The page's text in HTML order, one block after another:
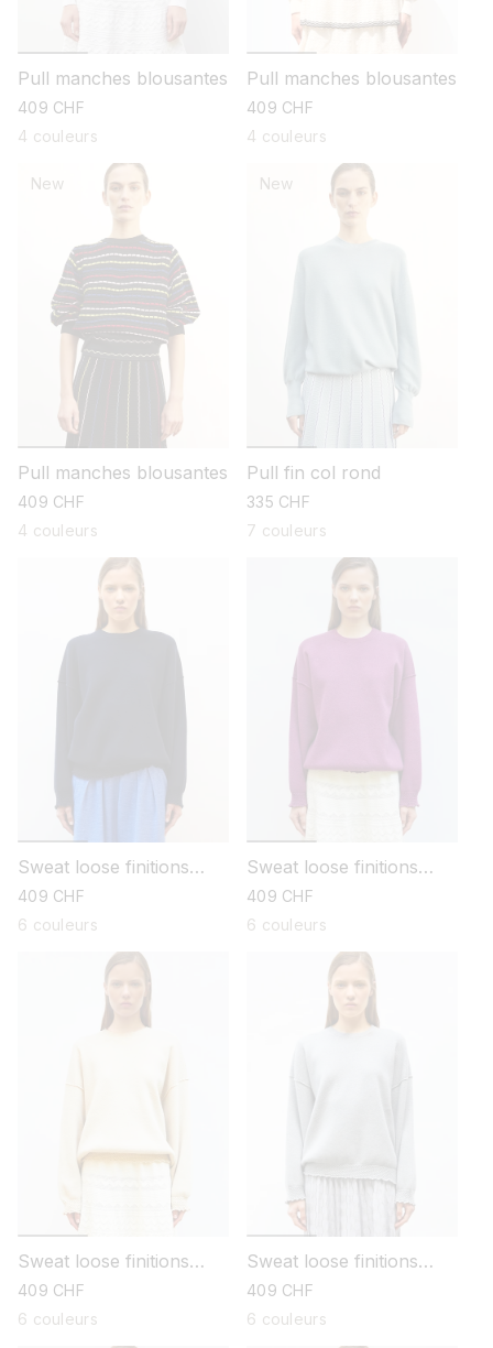
Pull manches blousantes
prix
habituel
409 CHF
4 couleurs
Pull manches blousantes
prix
habituel
409 CHF
4 couleurs
New
Pull manches blousantes
prix
habituel
409 CHF
4 couleurs
New
Pull fin col rond
prix
habituel
335 CHF
7 couleurs
Sweat loose finitions
smockées
prix
habituel
409 CHF
6 couleurs
Sweat loose finitions
smockées
prix
habituel
409 CHF
6 couleurs
Sweat loose finitions
smockées
prix
habituel
409 CHF
6 couleurs
Sweat loose finitions
smockées
prix
habituel
409 CHF
6 couleurs